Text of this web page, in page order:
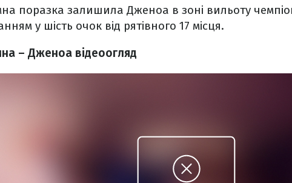
поразка залишила Дженоа в зоні вильоту
у шість очок від рятівного 17 місця.
– Дженоа відеоогляд